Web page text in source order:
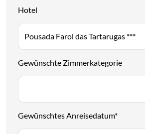
Hotel
Gewünschte Zimmerkategorie
Gewünschtes Anreisedatum*